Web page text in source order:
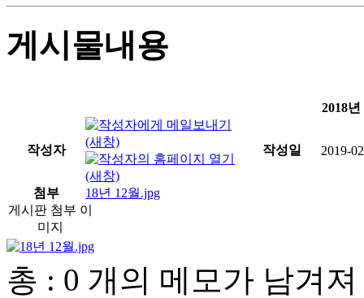
게시물내용
2018
작성자 작성일 2019-
첨부
18년 12월.jpg
게시판 첨부 이
미지
총 : 0 개의 메모가 남겨